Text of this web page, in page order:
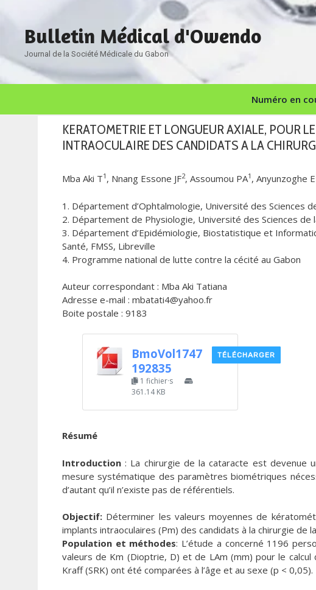
contenuBulletin Médical d'Owendo
Journal de la Société Médicale du Gabon
Numéro en
KERATOMETRIE ET LONGUEUR AXIALE, POUR
INTRAOCULAIRE DES CANDIDATS A LA
Mba Aki T1 , Nnang Essone JF2, Assoumou PA1 , Anyunzoghe E
1. Département d’Ophtalmologie, Université des Sciences
2. Département de Physiologie, Université des Sciences de
3. Département d’Epidémiologie, Biostatistique et
Santé, FMSS, Libreville
4. Programme national de lutte contre la cécité au Gabon
Auteur correspondant : Mba Aki Tatiana
Adresse e-mail : mbatati4@yahoo.fr
Boite postale : 9183
BmoVol1747
192835
1 fichier·s
361.14 KB
TÉLÉCHARGER
Résumé
Introduction : La chirurgie de la cataracte est devenue
mesure systématique des paramètres biométriques
d’autant qu’il n’existe pas de référentiels.
Objectif: Déterminer les valeurs moyennes de
implants intraoculaires (Pm) des candidats à la chirurgie de
Population et méthodes: L’étude a concerné 1196
valeurs de Km (Dioptrie, D) et de LAm (mm) pour le
Kraff (SRK) ont été comparées à l’âge et au sexe (p < 0,05).